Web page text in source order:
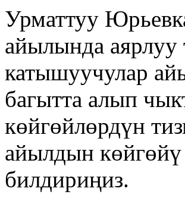
Урматтуу
айылында аярлуу
катышуучулар
багытта алып
көйгөйлөрдүн
айылдын көйгөйү
билдириңиз.